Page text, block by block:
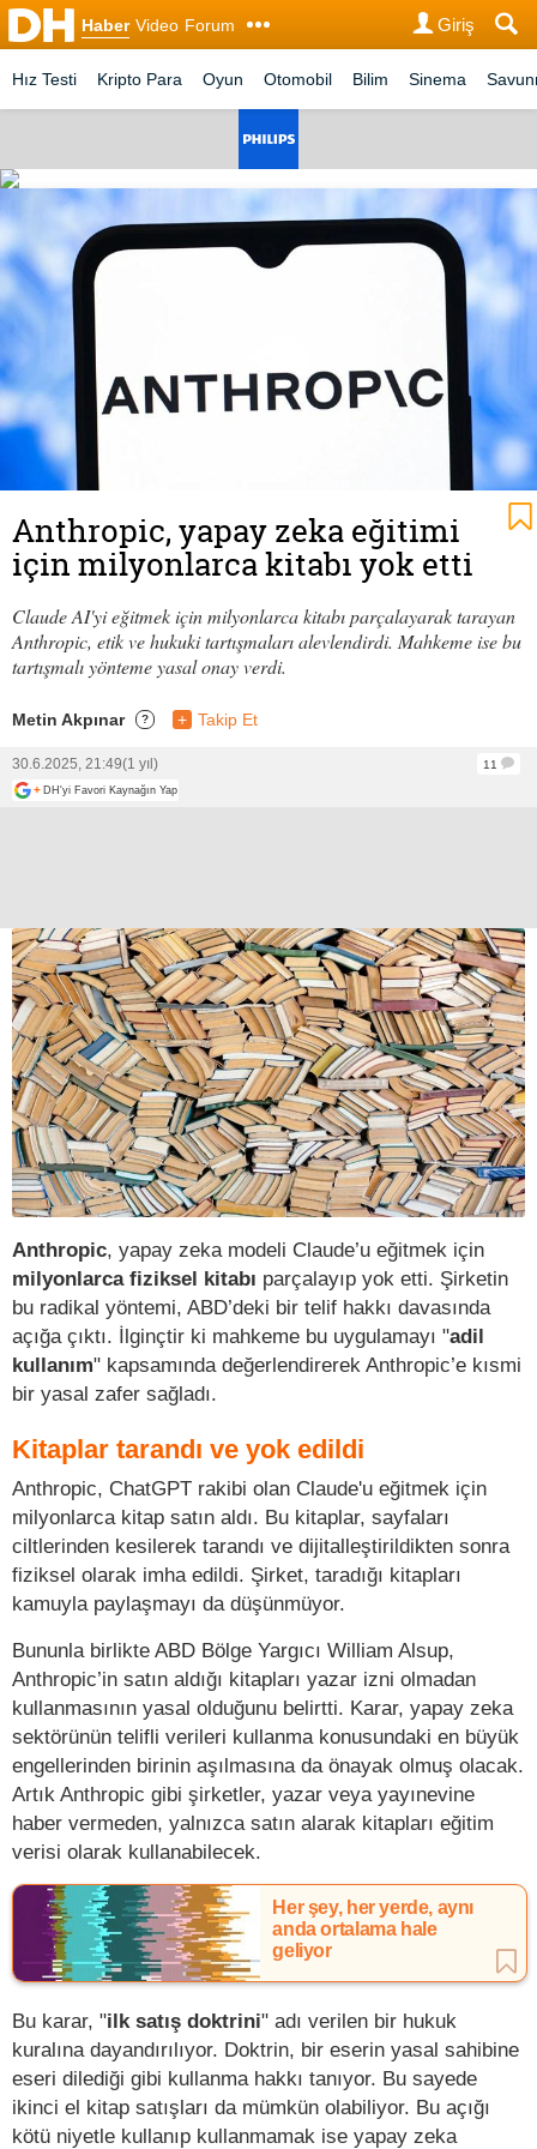
Haber Video Forum Giriş
Hız Testi Kripto Para Oyun Otomobil Bilim Sinema
Anthropic, yapay zeka eğitimi
için milyonlarca kitabı yok etti
Claude AI'yi eğitmek için milyonlarca kitabı parçalayarak tarayan
Anthropic, etik ve hukuki tartışmaları alevlendirdi. Mahkeme ise bu
tartışmalı yönteme yasal onay verdi.
Metin Akpınar ? + Takip Et
30.6.2025, 21:49(1 yıl)
11
+ DH'yi Favori Kaynağın Yap
Anthropic, yapay zeka modeli Claude’u eğitmek için
milyonlarca fiziksel kitabı parçalayıp yok etti. Şirketin
bu radikal yöntemi, ABD’deki bir telif hakkı davasında
açığa çıktı. İlginçtir ki mahkeme bu uygulamayı "adil
kullanım" kapsamında değerlendirerek Anthropic’e kısmi
bir yasal zafer sağladı.
Kitaplar tarandı ve yok edildi
Anthropic, ChatGPT rakibi olan Claude'u eğitmek için
milyonlarca kitap satın aldı. Bu kitaplar, sayfaları
ciltlerinden kesilerek tarandı ve dijitalleştirildikten sonra
fiziksel olarak imha edildi. Şirket, taradığı kitapları
kamuyla paylaşmayı da düşünmüyor.
Bununla birlikte ABD Bölge Yargıcı William Alsup,
Anthropic’in satın aldığı kitapları yazar izni olmadan
kullanmasının yasal olduğunu belirtti. Karar, yapay zeka
sektörünün telifli verileri kullanma konusundaki en büyük
engellerinden birinin aşılmasına da önayak olmuş olacak.
Artık Anthropic gibi şirketler, yazar veya yayınevine
haber vermeden, yalnızca satın alarak kitapları eğitim
verisi olarak kullanabilecek.
Her şey, her yerde, aynı
anda ortalama hale
geliyor
Bu karar, "ilk satış doktrini" adı verilen bir hukuk
kuralına dayandırılıyor. Doktrin, bir eserin yasal sahibine
eseri dilediği gibi kullanma hakkı tanıyor. Bu sayede
ikinci el kitap satışları da mümkün olabiliyor. Bu açığı
kötü niyetle kullanıp kullanmamak ise yapay zeka